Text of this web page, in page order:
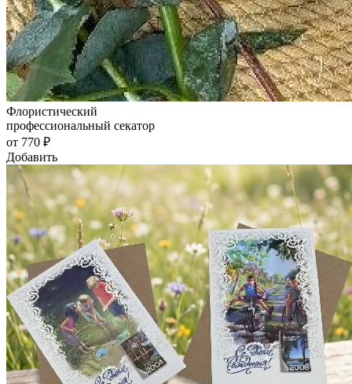
Флористический
профессиональный секатор
от 770 ₽
Добавить